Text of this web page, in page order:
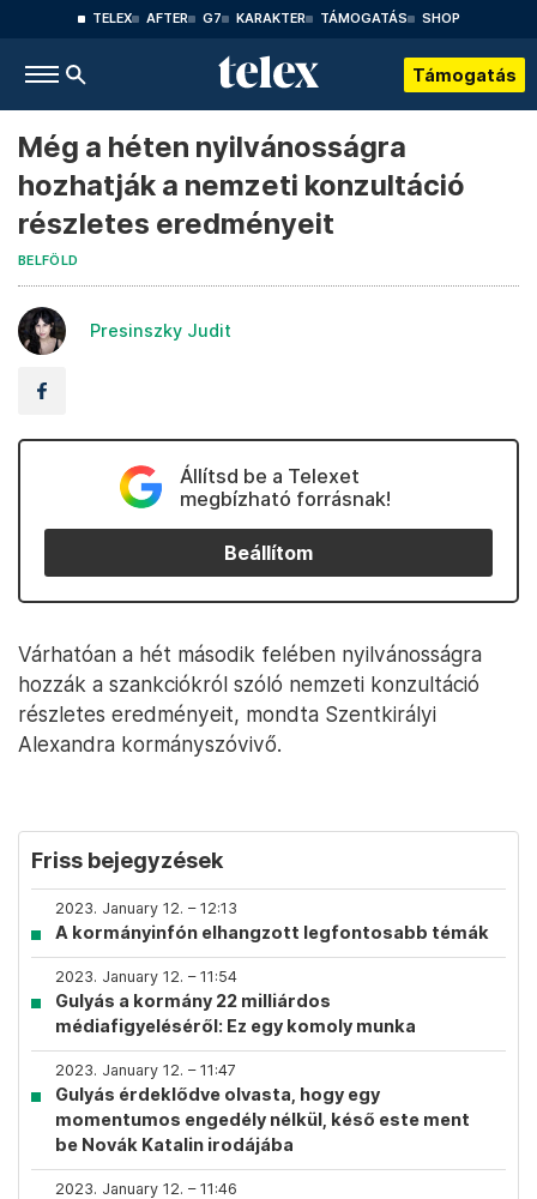
TELEX AFTER G7 KARAKTER TÁMOGATÁS SHOP
Támogatás
Még a héten nyilvánosságra
hozhatják a nemzeti konzultáció
részletes eredményeit
BELFÖLD
Presinszky Judit
Állítsd be a Telexet
megbízható forrásnak!
Beállítom
Várhatóan a hét második felében nyilvánosságra
hozzák a szankciókról szóló nemzeti konzultáció
részletes eredményeit, mondta Szentkirályi
Alexandra kormányszóvivő.
Friss bejegyzések
2023. January 12. – 12:13
A kormányinfón elhangzott legfontosabb témák
2023. January 12. – 11:54
Gulyás a kormány 22 milliárdos
médiafigyeléséről: Ez egy komoly munka
2023. January 12. – 11:47
Gulyás érdeklődve olvasta, hogy egy
momentumos engedély nélkül, késő este ment
be Novák Katalin irodájába
2023. January 12. – 11:46